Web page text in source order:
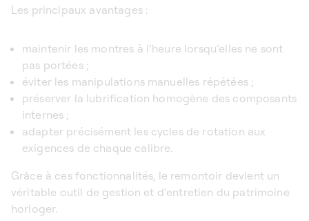
Les principaux avantages :
maintenir les montres à l’heure lorsqu’elles ne sont
pas portées ;
éviter les manipulations manuelles répétées ;
préserver la lubrification homogène des composants
internes ;
adapter précisément les cycles de rotation aux
exigences de chaque calibre.
Grâce à ces fonctionnalités, le remontoir devient un
véritable outil de gestion et d’entretien du patrimoine
horloger.